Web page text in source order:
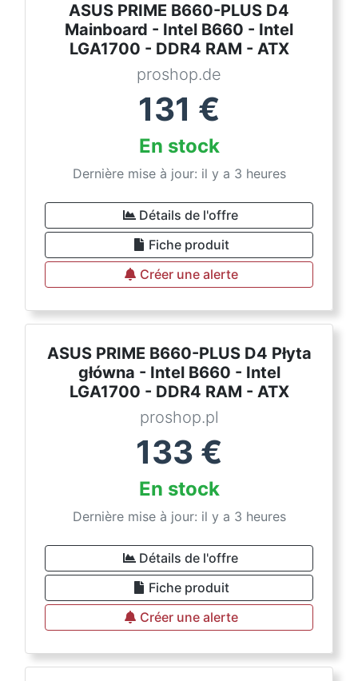
ASUS PRIME B660-PLUS D4
Mainboard - Intel B660 - Intel
LGA1700 - DDR4 RAM - ATX
proshop.de
131 €
En stock
Dernière mise à jour: il y a 3 heures
Détails de l'offre
Fiche produit
Créer une alerte
ASUS PRIME B660-PLUS D4 Płyta
główna - Intel B660 - Intel
LGA1700 - DDR4 RAM - ATX
proshop.pl
133 €
En stock
Dernière mise à jour: il y a 3 heures
Détails de l'offre
Fiche produit
Créer une alerte